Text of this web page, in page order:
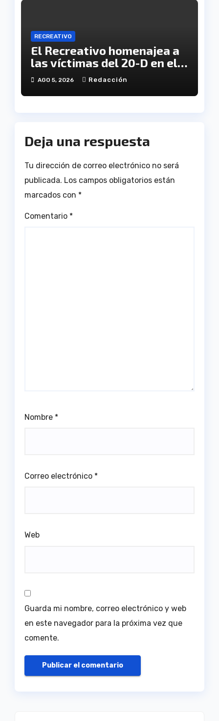
RECREATIVO
El Recreativo homenajea a
las víctimas del 20-D en el
XX aniversario de la
tragedia
AGO 5, 2026 Redacción
Deja una respuesta
Tu dirección de correo electrónico no será
publicada. Los campos obligatorios están
marcados con *
Comentario *
Nombre *
Correo electrónico *
Web
Guarda mi nombre, correo electrónico y web
en este navegador para la próxima vez que
comente.